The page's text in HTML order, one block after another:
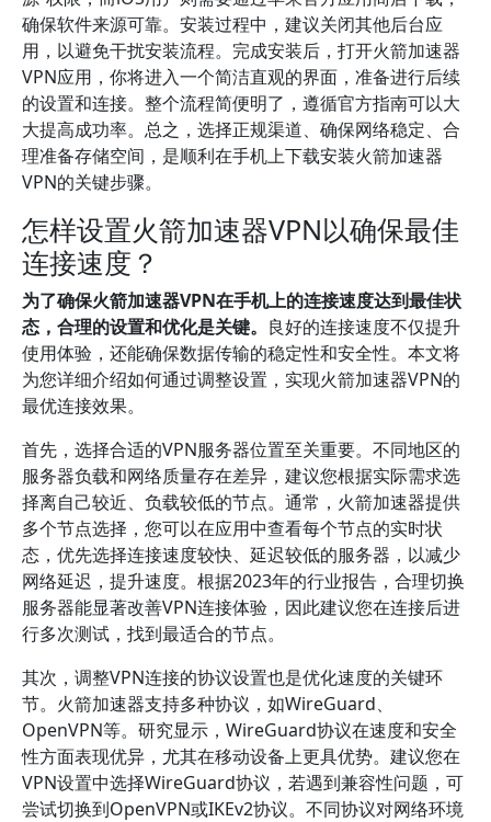
确保软件来源可靠。安装过程中，建议关闭其他后台应
用，以避免干扰安装流程。完成安装后，打开火箭加速器
VPN应用，你将进入一个简洁直观的界面，准备进行后续
的设置和连接。整个流程简便明了，遵循官方指南可以大
大提高成功率。总之，选择正规渠道、确保网络稳定、合
理准备存储空间，是顺利在手机上下载安装火箭加速器
VPN的关键步骤。
怎样设置火箭加速器VPN以确保最佳
连接速度？
为了确保火箭加速器VPN在手机上的连接速度达到最佳状
态，合理的设置和优化是关键。 良好的连接速度不仅提升
使用体验，还能确保数据传输的稳定性和安全性。本文将
为您详细介绍如何通过调整设置，实现火箭加速器VPN的
最优连接效果。
首先，选择合适的VPN服务器位置至关重要。不同地区的
服务器负载和网络质量存在差异，建议您根据实际需求选
择离自己较近、负载较低的节点。通常，火箭加速器提供
多个节点选择，您可以在应用中查看每个节点的实时状
态，优先选择连接速度较快、延迟较低的服务器，以减少
网络延迟，提升速度。根据2023年的行业报告，合理切换
服务器能显著改善VPN连接体验，因此建议您在连接后进
行多次测试，找到最适合的节点。
其次，调整VPN连接的协议设置也是优化速度的关键环
节。火箭加速器支持多种协议，如WireGuard、
OpenVPN等。研究显示，WireGuard协议在速度和安全
性方面表现优异，尤其在移动设备上更具优势。建议您在
VPN设置中选择WireGuard协议，若遇到兼容性问题，可
尝试切换到OpenVPN或IKEv2协议。不同协议对网络环境